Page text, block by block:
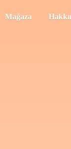
Mağaza